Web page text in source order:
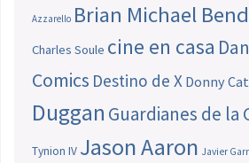
Azzarello Brian Michael
Charles Soule cine en casa
Comics Destino de X Donny
Duggan Guardianes de la
Tynion IV Jason Aaron Javier